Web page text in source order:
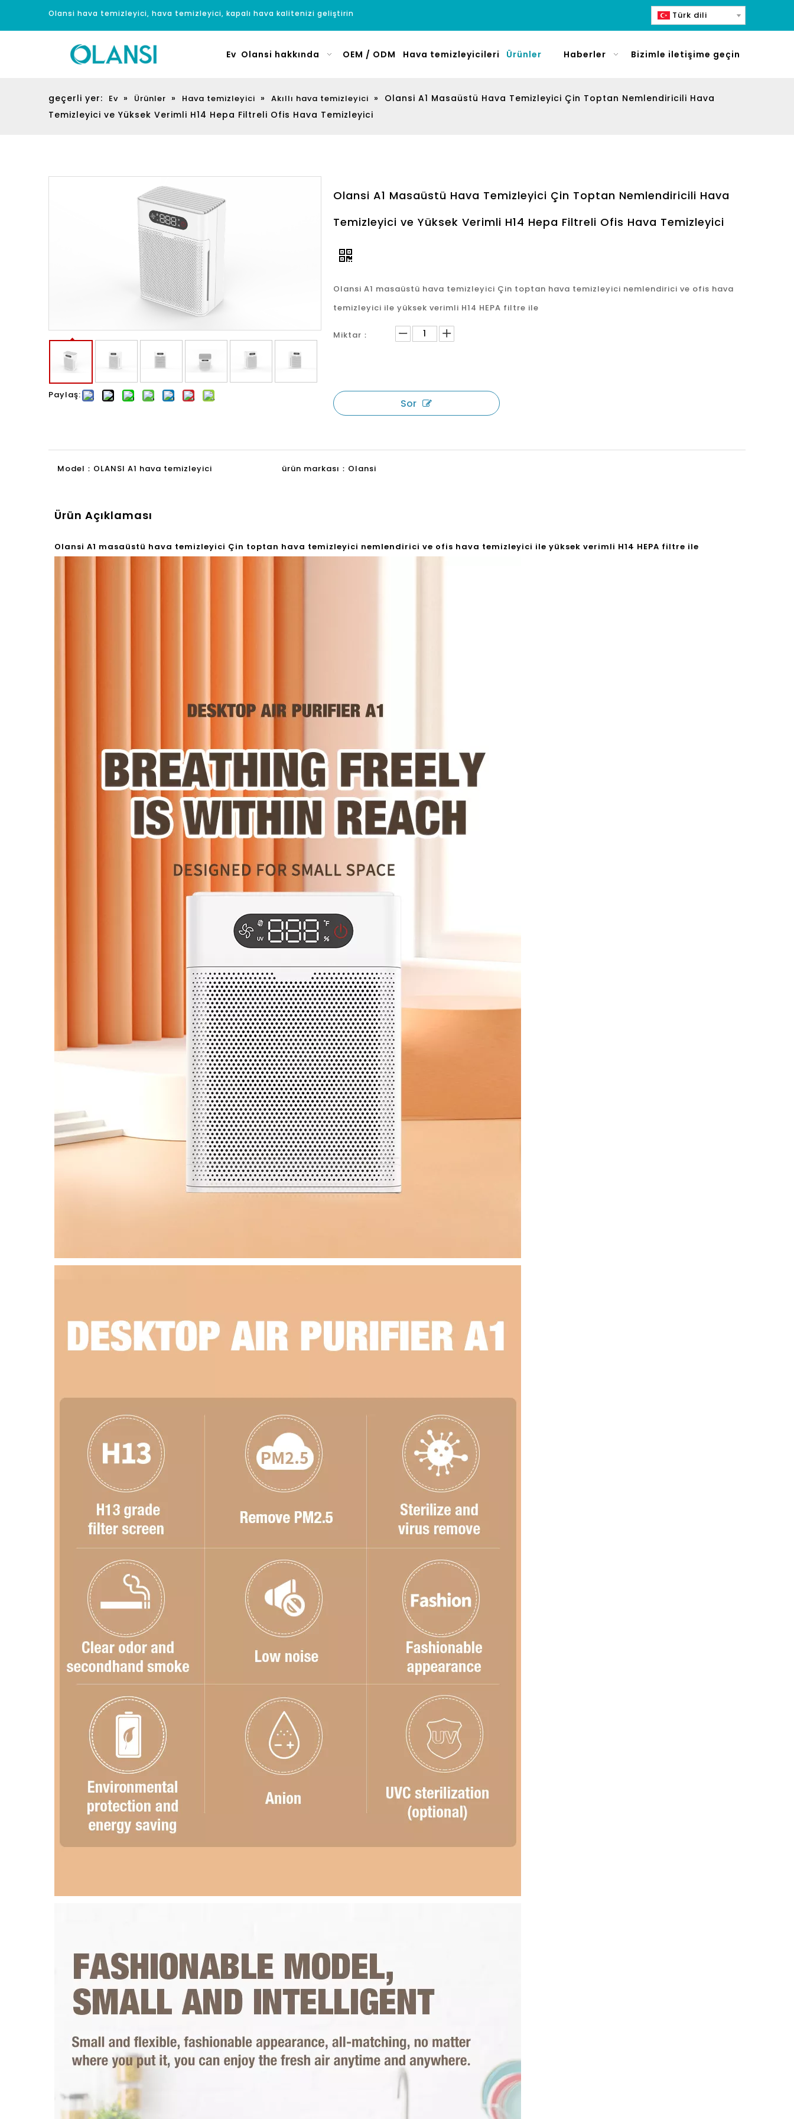
Olansi hava temizleyici, hava temizleyici, kapalı hava kalitenizi geliştirin Türk dili
Ev Olansi hakkında OEM / ODM Hava temizleyicileri Ürünler Haberler Bizimle iletişime geçin
geçerli yer: Ev » Ürünler » Hava temizleyici » Akıllı hava temizleyici »
Olansi A1 Masaüstü Hava Temizleyici Çin Toptan Nemlendiricili Hava
Temizleyici ve Yüksek Verimli H14 Hepa Filtreli Ofis Hava Temizleyici
Paylaş:
Olansi A1 Masaüstü Hava Temizleyici Çin Toptan Nemlendiricili Hava
Temizleyici ve Yüksek Verimli H14 Hepa Filtreli Ofis Hava Temizleyici
Olansi A1 masaüstü hava temizleyici Çin toptan hava temizleyici nemlendirici ve ofis hava
temizleyici ile yüksek verimli H14 HEPA filtre ile
Miktar：
Sor
Model： OLANSI A1 hava temizleyici ürün markası： Olansi
Ürün Açıklaması
Olansi A1 masaüstü hava temizleyici Çin toptan hava temizleyici nemlendirici ve ofis hava temizleyici ile yüksek verimli H14 HEPA filtre ile